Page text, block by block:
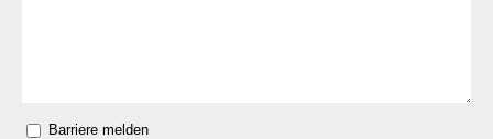
Barriere melden